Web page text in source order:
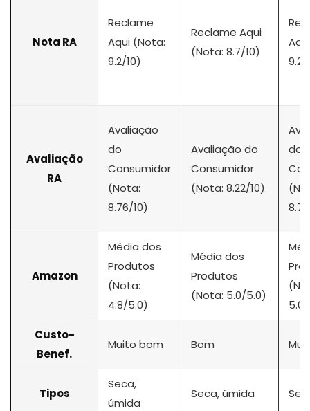
Nota RA
Reclame
Aqui (Nota:
9.2/10)
Reclame Aqui
(Nota: 8.7/10)
9.2/
Avaliação
RA
Avaliação
do
Consumidor
(Nota:
8.76/10)
Avaliação do
Consumidor
(Nota: 8.22/10)
do
Amazon
Média dos
Produtos
(Nota:
4.8/5.0)
Média dos
Produtos
(Nota: 5.0/5.0)
Custo-
Benef.
Muito bom Bom
Tipos
Seca,
úmida
Seca, úmida